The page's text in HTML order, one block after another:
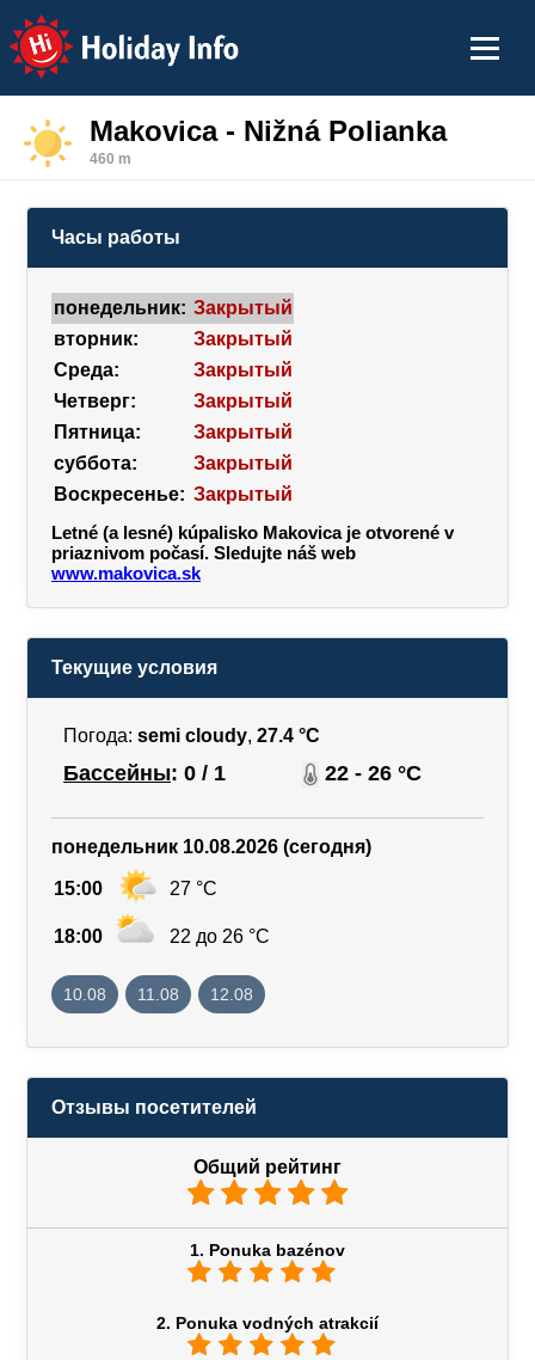
Holiday Info
Makovica - Nižná Polianka
460 m
Часы работы
понедельник: Закрытый
вторник:
Закрытый
Среда:
Закрытый
Четверг:
Закрытый
Пятница:
Закрытый
суббота:
Закрытый
Воскресенье: Закрытый
Letné (a lesné) kúpalisko Makovica je otvorené v
priaznivom počasí. Sledujte náš web
www.makovica.sk
Текущие условия
Погода: semi cloudy, 27.4 °C
Бассейны: 0 / 1 22 - 26 °C
понедельник 10.08.2026 (сегодня)
15:00 27 °C
18:00 22 до 26 °C
10.08 11.08 12.08
Отзывы посетителей
Общий рейтинг
1. Ponuka bazénov
2. Ponuka vodných atrakcií